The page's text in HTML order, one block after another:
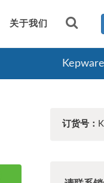
关于我们
Kepware
订货号：